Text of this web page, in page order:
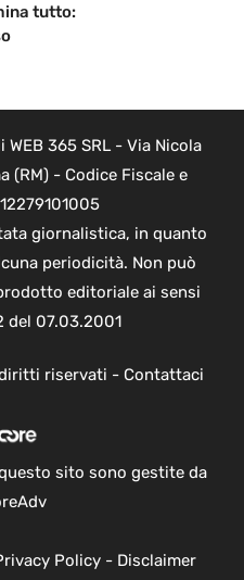
tutto:
365 SRL - Via Nicola
(RM) - Codice Fiscale e
giornalistica, in quanto
periodicità. Non può
editoriale ai sensi
del 07.03.2001
riservati - Contattaci
sito sono gestite da
Policy- Disclaimer